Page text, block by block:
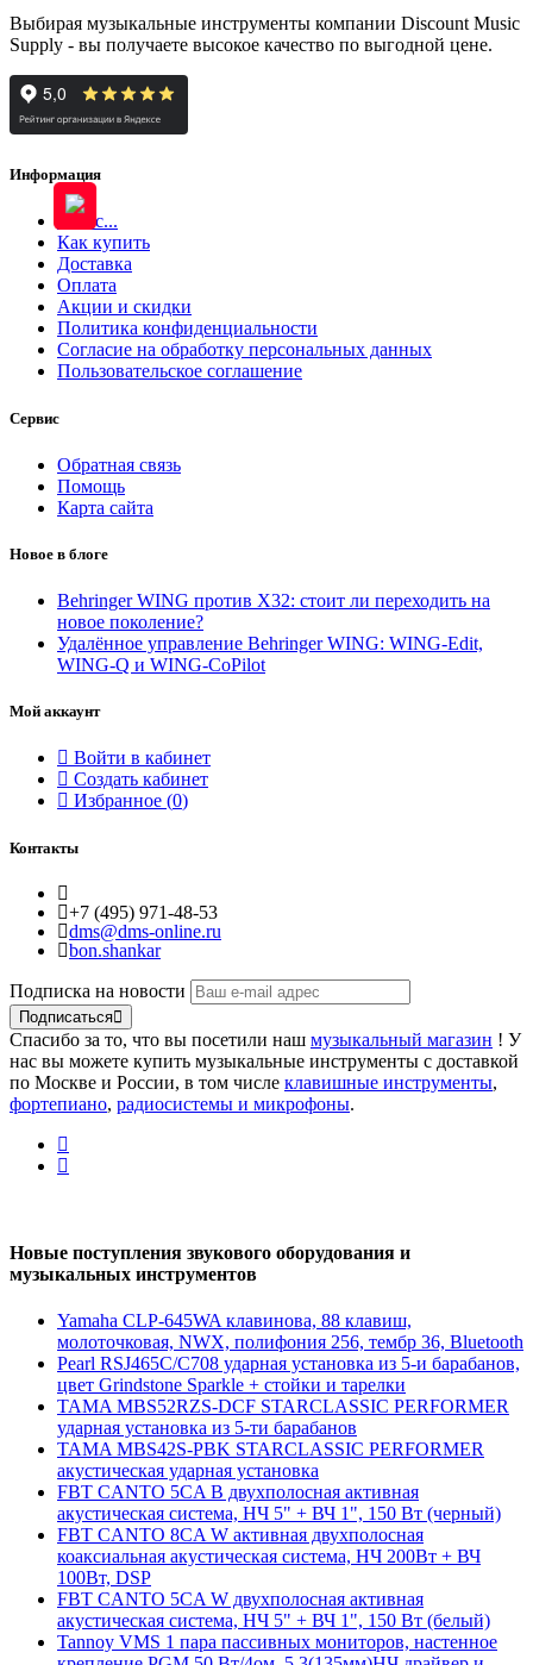
Выбирая музыкальные инструменты компании Discount Music
Supply - вы получаете высокое качество по выгодной цене.
Информация
О нас...
Как купить
Доставка
Оплата
Акции и скидки
Политика конфиденциальности
Согласие на обработку персональных данных
Пользовательское соглашение
Сервис
Обратная связь
Помощь
Карта сайта
Новое в блоге
Behringer WING против X32: стоит ли переходить на
новое поколение?
Удалённое управление Behringer WING: WING-Edit,
WING-Q и WING-CoPilot
Мой аккаунт
Войти в кабинет
Создать кабинет
Избранное (0)
Контакты
+7 (495) 971-48-53
dms@dms-online.ru
bon.shankar
Подписка на новости
Подписаться
Спасибо за то, что вы посетили наш музыкальный магазин ! У
нас вы можете купить музыкальные инструменты с доставкой
по Москве и России, в том числе клавишные инструменты,
фортепиано, радиосистемы и микрофоны.
Новые поступления звукового оборудования и
музыкальных инструментов
Yamaha CLP-645WA клавинова, 88 клавиш,
молоточковая, NWX, полифония 256, тембр 36, Bluetooth
Pearl RSJ465C/C708 ударная установка из 5-и барабанов,
цвет Grindstone Sparkle + стойки и тарелки
TAMA MBS52RZS-DCF STARCLASSIC PERFORMER
ударная установка из 5-ти барабанов
TAMA MBS42S-PBK STARCLASSIC PERFORMER
акустическая ударная установка
FBT CANTO 5CA B двухполосная активная
акустическая система, НЧ 5" + ВЧ 1", 150 Вт (черный)
FBT CANTO 8CA W активная двухполосная
коаксиальная акустическая система, НЧ 200Вт + ВЧ
100Вт, DSP
FBT CANTO 5CA W двухполосная активная
акустическая система, НЧ 5" + ВЧ 1", 150 Вт (белый)
Tannoy VMS 1 пара пассивных мониторов, настенное